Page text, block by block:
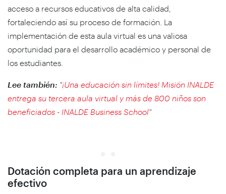
acceso a recursos educativos de alta calidad,
fortaleciendo así su proceso de formación. La
implementación de esta aula virtual es una valiosa
oportunidad para el desarrollo académico y personal de
los estudiantes.
Lee también: "¡Una educación sin límites! Misión INALDE
entrega su tercera aula virtual y más de 800 niños son
beneficiados - INALDE Business School"
Dotación completa para un aprendizaje
efectivo